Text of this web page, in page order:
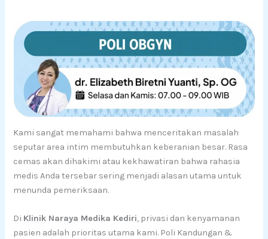
Kami sangat memahami bahwa menceritakan masalah
seputar area intim membutuhkan keberanian besar. Rasa
cemas akan dihakimi atau kekhawatiran bahwa rahasia
medis Anda tersebar sering menjadi alasan utama untuk
menunda pemeriksaan.
Di Klinik Naraya Medika Kediri, privasi dan kenyamanan
pasien adalah prioritas utama kami. Poli Kandungan &